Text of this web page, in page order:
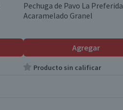
Pechuga de Pavo La Preferida
Acaramelado Granel
Agregar
Producto sin calificar